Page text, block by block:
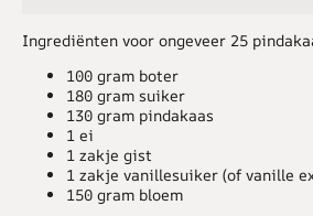
Ingrediënten voor ongeveer 25
100 gram boter
180 gram suiker
130 gram pindakaas
1 ei
1 zakje gist
1 zakje vanillesuiker (of vanille
150 gram bloem